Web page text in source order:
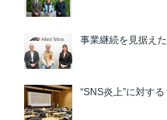
事業継続を見据え
“SNS炎上”に対す